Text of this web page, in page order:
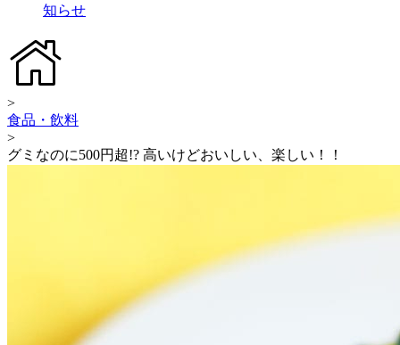
知らせ
>
食品・飲料
>
グミなのに500円超!? 高いけどおいしい、楽しい！！